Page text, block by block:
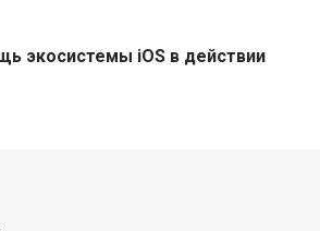
экосистемы iOS в действии